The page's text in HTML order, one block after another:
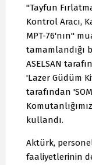
"Tayfun
Kontrol Aracı,
MPT-76'nın"
tamamlandığı
ASELSAN
'Lazer Güdüm
tarafından
kullandı.
Aktürk,
faaliyetlerinin